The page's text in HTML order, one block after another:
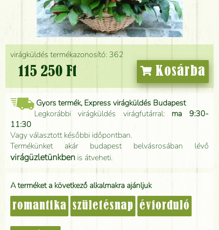
virágküldés termékazonosító: 362
115 250 Ft Kosárba
Gyors termék, Express virágküldés Budapest
Legkorábbi virágküldés virágfutárral: ma 9:30-
11:30
Vagy választott későbbi időpontban.
Termékünket akár budapest belvásrosában lévő
virágüzletünkben is átveheti.
A terméket a következő alkalmakra ajánljuk
romantika születésnap évforduló